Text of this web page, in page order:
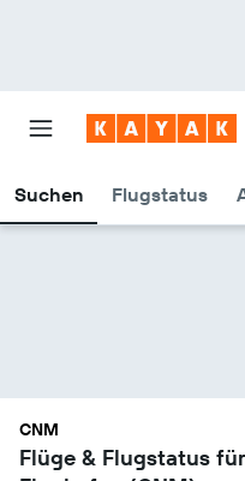
Suchen Flugstatus
CNM
Flüge & Flugstatus